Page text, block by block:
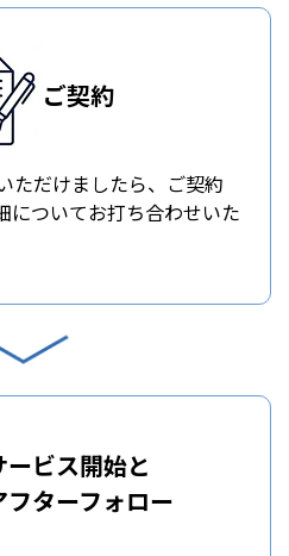
ご契約
ただけましたら、ご契約
についてお打ち合わせいた
ービス開始と
フターフォロー